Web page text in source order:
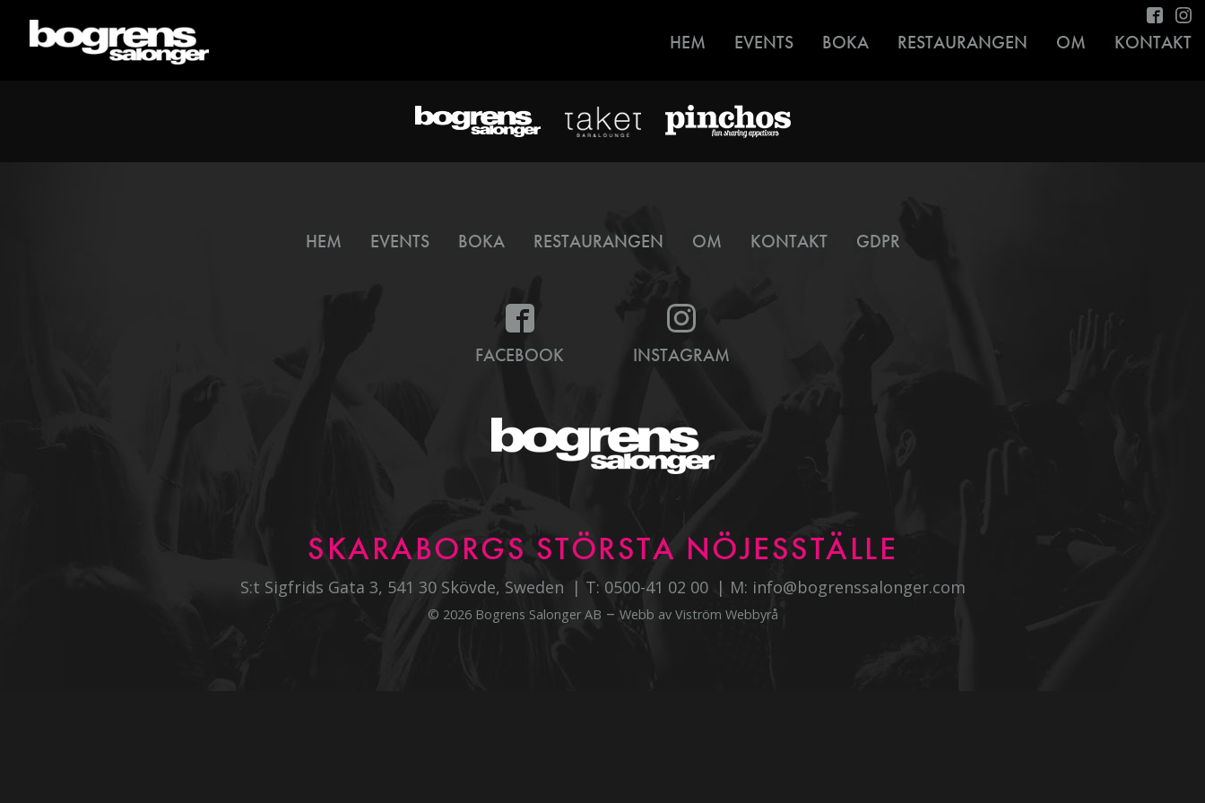
HEM EVENTS BOKA RESTAURANGEN OM KONTAKT
HEM EVENTS BOKA RESTAURANGEN OM KONTAKT GDPR
FACEBOOK INSTAGRAM
SKARABORGS STÖRSTA NÖJESSTÄLLE
S:t Sigfrids Gata 3, 541 30 Skövde, Sweden T: 0500-41 02 00 M: info@bogrenssalonger.com
© 2026 Bogrens Salonger AB – Webb av Viström Webbyrå